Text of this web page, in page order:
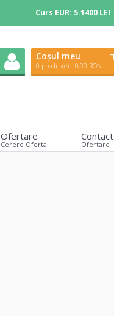
Curs EUR: 5.1400 LEI
Coșul meu
0 produs(e) - 0,00 RON
Ofertare
Cerere Oferta
Contact
Ofertare